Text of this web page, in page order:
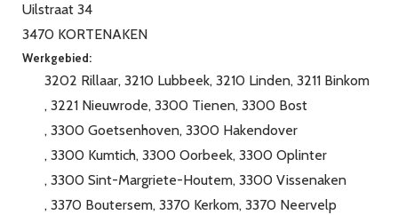
Uilstraat 34
3470 KORTENAKEN
Werkgebied:
3202 Rillaar 3210 Lubbeek 3210 Linden 3211 Binkom
3221 Nieuwrode 3300 Tienen 3300 Bost
3300 Goetsenhoven 3300 Hakendover
3300 Kumtich 3300 Oorbeek 3300 Oplinter
3300 Sint-Margriete-Houtem 3300 Vissenaken
3370 Boutersem 3370 Kerkom 3370 Neervelp